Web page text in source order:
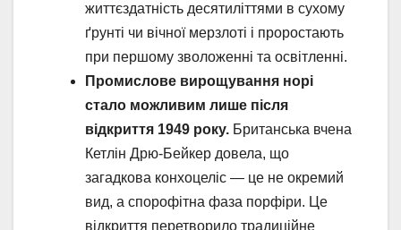
життєздатність десятиліттями в сухому
ґрунті чи вічної мерзлоті і проростають
при першому зволоженні та освітленні.
Промислове вирощування норі
стало можливим лише після
відкриття 1949 року. Британська вчена
Кетлін Дрю-Бейкер довела, що
загадкова конхоцеліс — це не окремий
вид, а спорофітна фаза порфіри. Це
відкриття перетворило традиційне